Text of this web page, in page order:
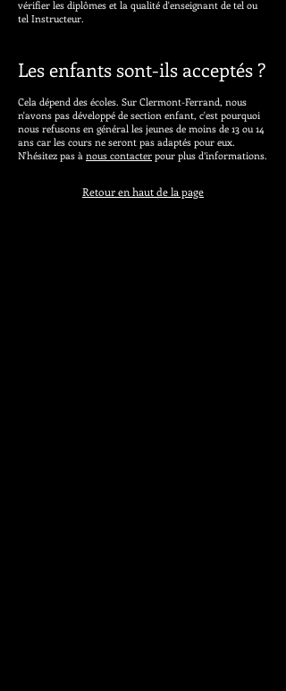
vérifier les diplômes et la qualité d'enseignant de tel ou
tel Instructeur.
Les enfants sont-ils acceptés ?
Cela dépend des écoles. Sur Clermont-Ferrand, nous
n'avons pas développé de section enfant, c'est pourquoi
nous refusons en général les jeunes de moins de 13 ou 14
ans car les cours ne seront pas adaptés pour eux.
N'hésitez pas à nous contacter pour plus d’informations.
Retour en haut de la page